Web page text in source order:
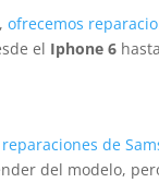
ofrecemos
el Iphone 6
de
del modelo,